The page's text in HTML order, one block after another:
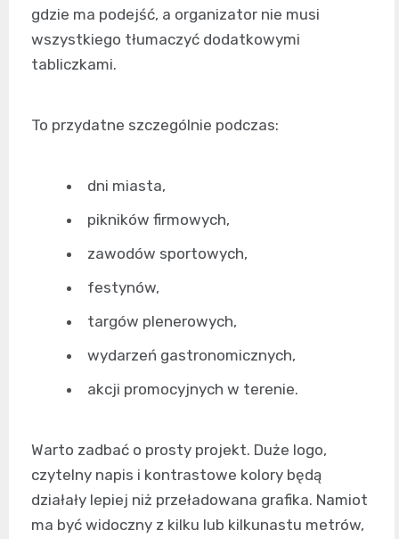
gdzie ma podejść, a organizator nie musi
wszystkiego tłumaczyć dodatkowymi
tabliczkami.
To przydatne szczególnie podczas:
dni miasta,
pikników firmowych,
zawodów sportowych,
festynów,
targów plenerowych,
wydarzeń gastronomicznych,
akcji promocyjnych w terenie.
Warto zadbać o prosty projekt. Duże logo,
czytelny napis i kontrastowe kolory będą
działały lepiej niż przeładowana grafika. Namiot
ma być widoczny z kilku lub kilkunastu metrów,